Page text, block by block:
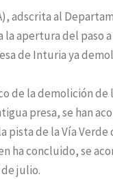
adscrita al
la apertura del paso
de Inturia ya
de la demolición
presa, se han
pista de la Vía
ha concluido, se
julio.